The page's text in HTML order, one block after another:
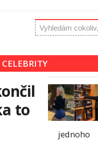
CELEBRITY
to
jednoho